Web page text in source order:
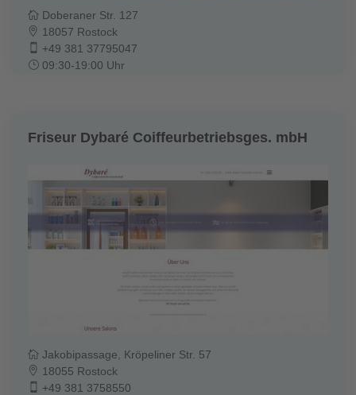
Doberaner Str. 127
18057 Rostock
+49 381 37795047
09:30-19:00 Uhr
Friseur Dybaré Coiffeurbetriebsges. mbH
Jakobipassage, Kröpeliner Str. 57
18055 Rostock
+49 381 3758550